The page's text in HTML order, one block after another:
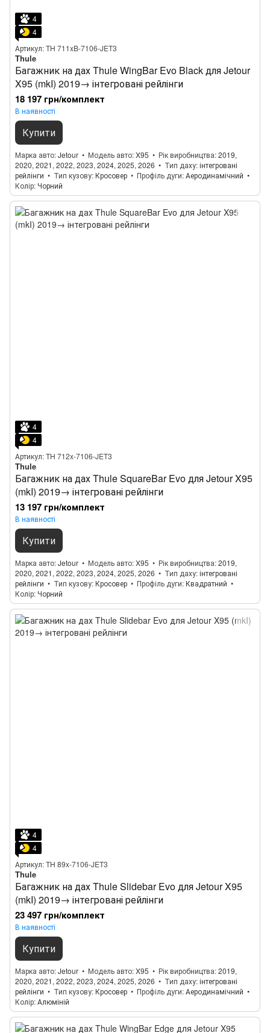
4
4
Артикул: TH 711xB-7106-JET3
Thule
Багажник на дах Thule WingBar Evo Black для Jetour
X95 (mkI) 2019→ інтегровані рейлінги
18 197 грн/комплект
В наявності
Купити
Марка авто Jetour Модель авто X95 Рік виробництва 2019,
2020, 2021, 2022, 2023, 2024, 2025, 2026
Тип даху інтегровані
рейлінги
Тип кузову Кросовер Профіль дуги Аеродинамічний
Колір Чорний
4
4
Артикул: TH 712x-7106-JET3
Thule
Багажник на дах Thule SquareBar Evo для Jetour X95
(mkI) 2019→ інтегровані рейлінги
13 197 грн/комплект
В наявності
Купити
Марка авто Jetour Модель авто X95 Рік виробництва 2019,
2020, 2021, 2022, 2023, 2024, 2025, 2026
Тип даху інтегровані
рейлінги
Тип кузову Кросовер Профіль дуги Квадратний
Колір Чорний
4
4
Артикул: TH 89x-7106-JET3
Thule
Багажник на дах Thule Slidebar Evo для Jetour X95
(mkI) 2019→ інтегровані рейлінги
23 497 грн/комплект
В наявності
Купити
Марка авто Jetour Модель авто X95 Рік виробництва 2019,
2020, 2021, 2022, 2023, 2024, 2025, 2026
Тип даху інтегровані
рейлінги
Тип кузову Кросовер Профіль дуги Аеродинамічний
Колір Алюміній